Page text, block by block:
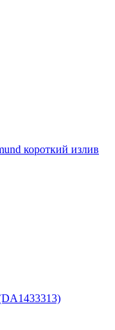
короткий излив